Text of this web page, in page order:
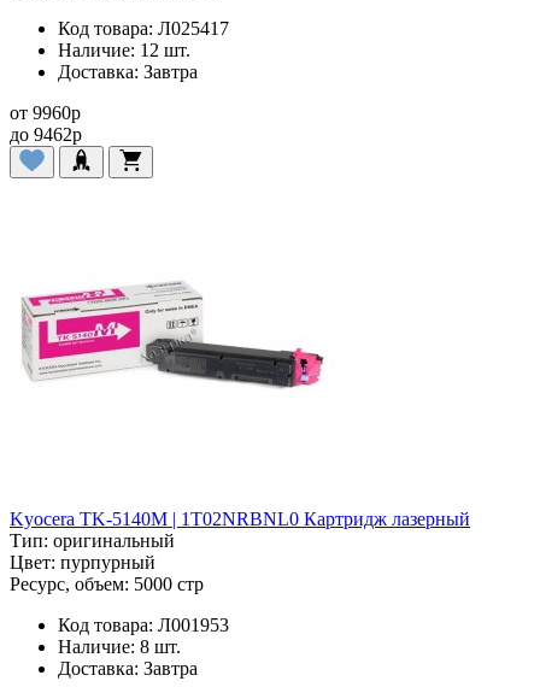
Код товара: Л025417
Наличие: 12 шт.
Доставка: Завтра
от 9960p
до 9462p
Kyocera TK-5140M | 1T02NRBNL0 Картридж лазерный
Тип: оригинальный
Цвет: пурпурный
Ресурс, объем: 5000 стр
Код товара: Л001953
Наличие: 8 шт.
Доставка: Завтра